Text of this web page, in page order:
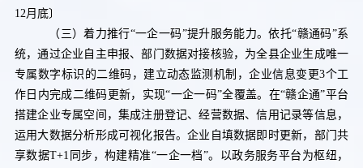
12 月底〕
（三）着力推行“一企一码”提升服务能力。依托“赣通码”系
统，通过企业自主申报、部门数据对接核验，为全县企业生成唯一
专属数字标识的二维码，建立动态监测机制，企业信息变更3个工
作日内完成二维码更新，实现“一企一码”全覆盖。在“赣企通”平台
搭建企业专属空间，集成注册登记、经营数据、信用记录等信息，
运用大数据分析形成可视化报告。企业自填数据即时更新，部门共
享数据T+1 同步，构建精准“一企一档”。以政务服务平台为枢纽，